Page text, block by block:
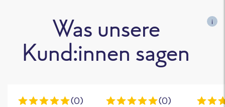
Was unsere
Kund:innen sagen
i
(0) (0)